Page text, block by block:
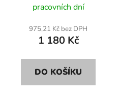
pracovních dní
975,21 Kč bez DPH
1 180 Kč
DO KOŠÍKU